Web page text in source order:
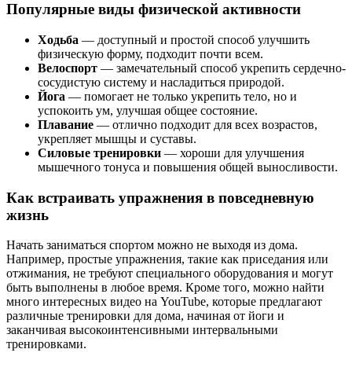
Популярные виды физической активности
Ходьба — доступный и простой способ улучшить
физическую форму, подходит почти всем.
Велоспорт — замечательный способ укрепить сердечно-
сосудистую систему и насладиться природой.
Йога — помогает не только укрепить тело, но и
успокоить ум, улучшая общее состояние.
Плавание — отлично подходит для всех возрастов,
укрепляет мышцы и суставы.
Силовые тренировки — хороши для улучшения
мышечного тонуса и повышения общей выносливости.
Как встраивать упражнения в повседневную
жизнь
Начать заниматься спортом можно не выходя из дома.
Например, простые упражнения, такие как приседания или
отжимания, не требуют специального оборудования и могут
быть выполнены в любое время. Кроме того, можно найти
много интересных видео на YouTube, которые предлагают
различные тренировки для дома, начиная от йоги и
заканчивая высокоинтенсивными интервальными
тренировками.